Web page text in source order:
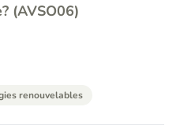
(AVSO06)
renouvelables